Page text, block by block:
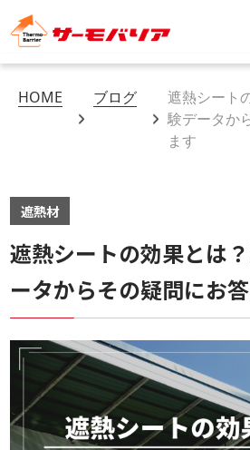
HOME ブログ
遮熱シート
験データか
ます
遮熱材
遮熱シートの効果とは
ータからその疑問にお